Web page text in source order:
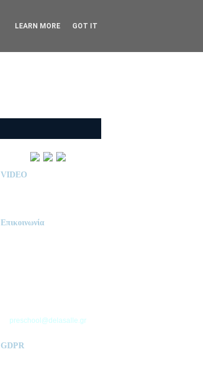
VIDEO
Επικοινωνία
preschool@delasalle.gr
GDPR
LEARN MORE GOT IT